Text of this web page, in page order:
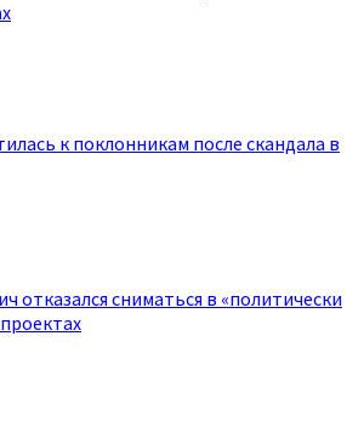
к поклонникам после скандала в
отказался сниматься в «политически